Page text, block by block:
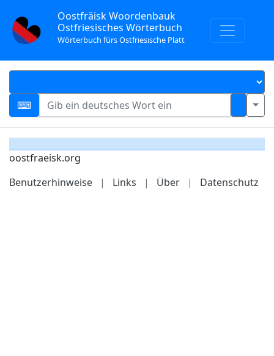
Oostfräisk Woordenbauk
Ostfriesisches Wörterbuch
Wörterbuch fürs Ostfriesische Platt
oostfraeisk.org
Benutzerhinweise
| Links | Über | Datenschutz